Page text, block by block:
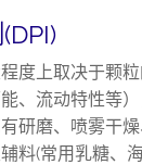
度上取决于颗
、流动特性等
研磨、喷雾干
料(常用乳糖、